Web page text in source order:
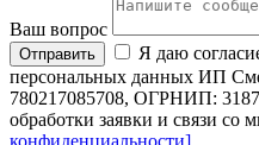
Ваш вопрос
Отправить
Я даю
персональных данных ИП
780217085708, ОГРНИП:
обработки заявки и связи со